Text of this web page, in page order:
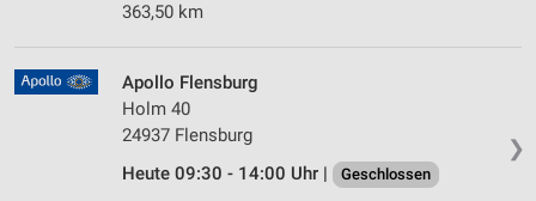
363,50 km
❯
Apollo Flensburg
Holm 40
24937 Flensburg
Heute 09:30 - 14:00 Uhr |
Geschlossen